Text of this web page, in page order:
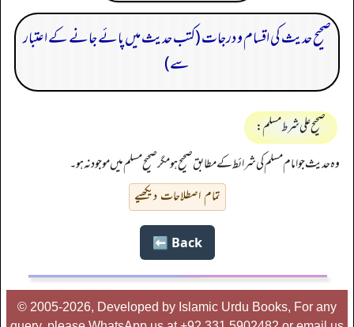
صحیح حدیث کی اقسام و درجات (‏‏‏‏کتب حدیث میں پائے جانے کے اعتبار
سے)
صحیح علی شرط مسلم:
وہ حدیث جو امام مسلم کی شرائط کے مطابق صحیح ہو مگر صحیح مسلم میں موجود نہ ہو۔
تمام اصطلاحات دیکھیے
Back ⬅️
© 2005-2026, Developed by Islamic Urdu Books, For any